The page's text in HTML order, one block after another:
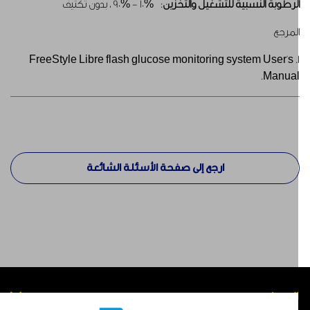
النسبية للتشغيل والتخزين: %10 - %90 ، بدون تكثيف
1. FreeStyle Libre flash glucose monitoring system User's
ارجع إلى صفحة الأسئلة الشائعة